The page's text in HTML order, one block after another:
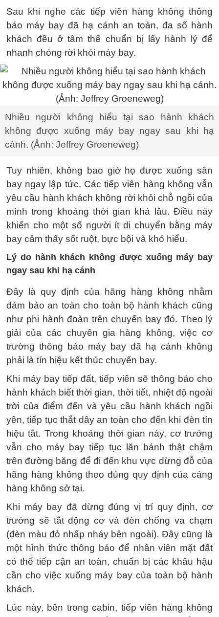
Sau khi nghe các tiếp viên hàng không thông
báo máy bay đã hạ cánh an toàn, đa số hành
khách đều ở tâm thế chuẩn bị lấy hành lý để
nhanh chóng rời khỏi máy bay.
Nhiều người không hiểu tại sao hành khách
không được xuống máy bay ngay sau khi hạ
cánh. (Ảnh: Jeffrey Groeneweg)
Tuy nhiên, không bao giờ họ được xuống sân
bay ngay lập tức. Các tiếp viên hàng không vẫn
yêu cầu hành khách không rời khỏi chỗ ngồi của
mình trong khoảng thời gian khá lâu. Điều này
khiến cho một số người ít di chuyển bằng máy
bay cảm thấy sốt ruột, bực bội và khó hiểu.
Lý do hành khách không được xuống máy bay
ngay sau khi hạ cánh
Đây là quy định của hãng hàng không nhằm
đảm bảo an toàn cho toàn bộ hành khách cũng
như phi hành đoàn trên chuyến bay đó. Theo lý
giải của các chuyên gia hàng không, việc cơ
trường thông báo máy bay đã hạ cánh không
phải là tín hiệu kết thúc chuyến bay.
Khi máy bay tiếp đất, tiếp viên sẽ thông báo cho
hành khách biết thời gian, thời tiết, nhiệt độ ngoài
trời của điểm đến và yêu cầu hành khách ngồi
yên, tiếp tục thắt dây an toàn cho đến khi đèn tín
hiệu tắt. Trong khoảng thời gian này, cơ trưởng
vẫn cho máy bay tiếp tục lăn bánh thật chậm
trên đường băng để đi đến khu vực dừng đỗ của
hãng hàng không theo đúng quy định của cảng
hàng không sở tại.
Khi máy bay đã dừng đúng vị trí quy định, cơ
trưởng sẽ tắt động cơ và đèn chống va chạm
(đèn màu đỏ nhấp nháy bên ngoài). Đây cũng là
một hình thức thông báo để nhân viên mặt đất
có thể tiếp cận an toàn, chuẩn bị các khâu hậu
cần cho việc xuống máy bay của toàn bộ hành
khách.
Lúc này, bên trong cabin, tiếp viên hàng không